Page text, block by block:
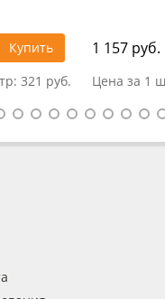
Купить
321 руб.
1 157 руб.
Цена за 1